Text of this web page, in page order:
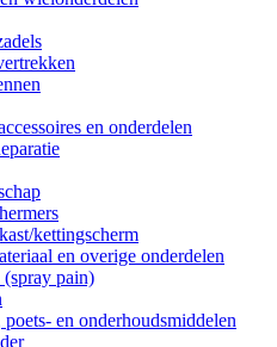
en onderdelen
kettingscherm
en overige onderdelen
pain)
poets- en onderhoudsmiddelen